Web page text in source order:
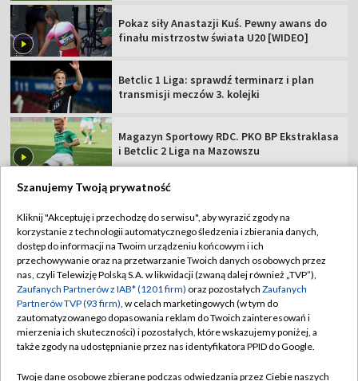
Pokaz siły Anastazji Kuś. Pewny awans do
finału mistrzostw świata U20 [WIDEO]
Betclic 1 Liga: sprawdź terminarz i plan
transmisji meczów 3. kolejki
Magazyn Sportowy RDC. PKO BP Ekstraklasa
i Betclic 2 Liga na Mazowszu
TVP
Abonament TVP
Sklep TVP
Biuro Reklamy
Oferta Handlowa
Regulamin TVP
Polityka prywatności
Moje zgody
Biuro reklamy
Szanujemy Twoją prywatność
Kliknij "Akceptuję i przechodzę do serwisu", aby wyrazić zgody na
korzystanie z technologii automatycznego śledzenia i zbierania danych,
dostęp do informacji na Twoim urządzeniu końcowym i ich
przechowywanie oraz na przetwarzanie Twoich danych osobowych przez
nas, czyli Telewizję Polską S.A. w likwidacji (zwaną dalej również „TVP”),
Zaufanych Partnerów z IAB* (1201 firm) oraz pozostałych Zaufanych
Partnerów TVP (93 firm), w celach marketingowych (w tym do
zautomatyzowanego dopasowania reklam do Twoich zainteresowań i
mierzenia ich skuteczności) i pozostałych, które wskazujemy poniżej, a
także zgody na udostępnianie przez nas identyfikatora PPID do Google.
Twoje dane osobowe zbierane podczas odwiedzania przez Ciebie naszych